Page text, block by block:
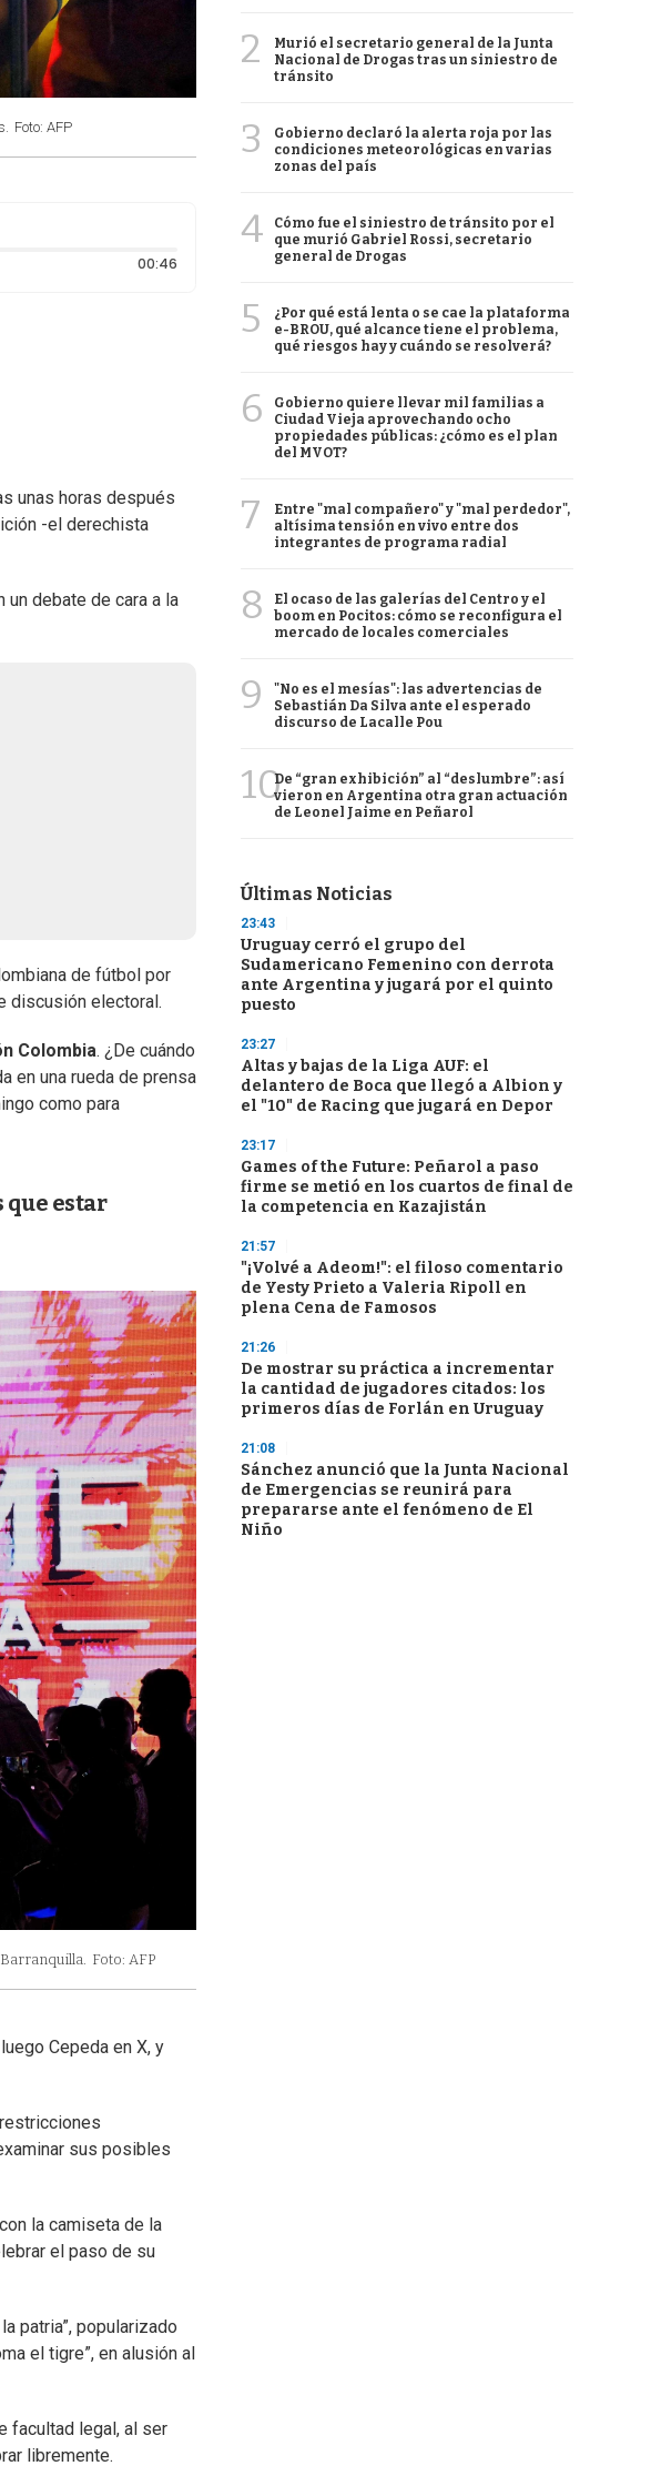
Foto: AFP
00:46Duración: 46 segundos
unas horas después
-el derechista
un debate de cara a la
de fútbol por
discusión electoral.
Colombia. ¿De cuándo
en una rueda de prensa
como para
que estar
Foto: AFP
Cepeda en X, y
sus posibles
la camiseta de la
el paso de su
patria”, popularizado
el tigre”, en alusión al
facultad legal, al ser
libremente.
2
Murió el secretario general de la Junta
Nacional de Drogas tras un siniestro de
tránsito
3
Gobierno declaró la alerta roja por las
condiciones meteorológicas en varias
zonas del país
4
Cómo fue el siniestro de tránsito por el
que murió Gabriel Rossi, secretario
general de Drogas
5
¿Por qué está lenta o se cae la plataforma
e-BROU, qué alcance tiene el problema,
qué riesgos hay y cuándo se resolverá?
6
Gobierno quiere llevar mil familias a
Ciudad Vieja aprovechando ocho
propiedades públicas: ¿cómo es el plan
del MVOT?
7
Entre "mal compañero" y "mal perdedor",
altísima tensión en vivo entre dos
integrantes de programa radial
8
El ocaso de las galerías del Centro y el
boom en Pocitos: cómo se reconfigura el
mercado de locales comerciales
9
"No es el mesías": las advertencias de
Sebastián Da Silva ante el esperado
discurso de Lacalle Pou
10De “gran exhibición” al “deslumbre”: así
vieron en Argentina otra gran actuación
de Leonel Jaime en Peñarol
Últimas Noticias
23:43
Uruguay cerró el grupo del
Sudamericano Femenino con derrota
ante Argentina y jugará por el quinto
puesto
23:27
Altas y bajas de la Liga AUF: el
delantero de Boca que llegó a Albion y
el "10" de Racing que jugará en Depor
23:17
Games of the Future: Peñarol a paso
firme se metió en los cuartos de final de
la competencia en Kazajistán
21:57
"¡Volvé a Adeom!": el filoso comentario
de Yesty Prieto a Valeria Ripoll en
plena Cena de Famosos
21:26
De mostrar su práctica a incrementar
la cantidad de jugadores citados: los
primeros días de Forlán en Uruguay
21:08
Sánchez anunció que la Junta Nacional
de Emergencias se reunirá para
prepararse ante el fenómeno de El
Niño